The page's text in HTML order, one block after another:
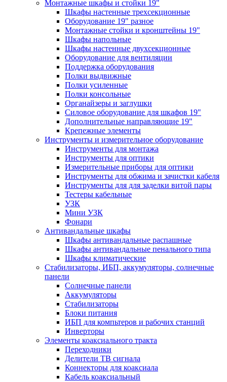
Монтажные шкафы и стойки 19"
Шкафы настенные трехсекционные
Оборудование 19" разное
Монтажные стойки и кронштейны 19"
Шкафы напольные
Шкафы настенные двухсекционные
Оборудование для вентиляции
Поддержка оборудования
Полки выдвижные
Полки усиленные
Полки консольные
Органайзеры и заглушки
Силовое оборудование для шкафов 19"
Дополнительные направляющие 19"
Крепежные элементы
Инструменты и измерительное оборудование
Инструменты для монтажа
Инструменты для оптики
Измерительные приборы для оптики
Инструменты для обжима и зачистки кабеля
Инструменты для для заделки витой пары
Тестеры кабельные
УЗК
Мини УЗК
Фонари
Антивандальные шкафы
Шкафы антивандальные распашные
Шкафы антивандальные пенального типа
Шкафы климатические
Стабилизаторы, ИБП, аккумуляторы, солнечные
панели
Солнечные панели
Аккумуляторы
Стабилизаторы
Блоки питания
ИБП для компьтеров и рабочих станций
Инверторы
Элементы коаксиального тракта
Переходники
Делители ТВ сигнала
Коннекторы для коаксиала
Кабель коаксиальный